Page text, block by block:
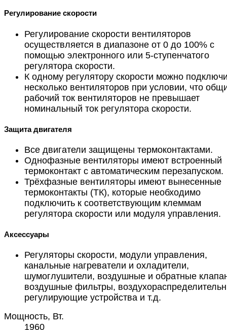
Регулирование скорости
Регулирование скорости вентиляторов
осуществляется в диапазоне от 0 до 100% с
помощью электронного или 5-ступенчатого
регулятора скорости.
К одному регулятору скорости можно
несколько вентиляторов при условии, что
рабочий ток вентиляторов не превышает
номинальный ток регулятора скорости.
Защита двигателя
Все двигатели защищены термоконтактами.
Однофазные вентиляторы имеют встроенный
термоконтакт с автоматическим перезапуском.
Трёхфазные вентиляторы имеют вынесенные
термоконтакты (ТК), которые необходимо
подключить к соответствующим клеммам
регулятора скорости или модуля управления.
Аксессуары
Регуляторы скорости, модули управления,
канальные нагреватели и охладители,
шумоглушители, воздушные и обратные
воздушные фильтры,
регулирующие устройства и т.д.
Мощность, Вт.
1960